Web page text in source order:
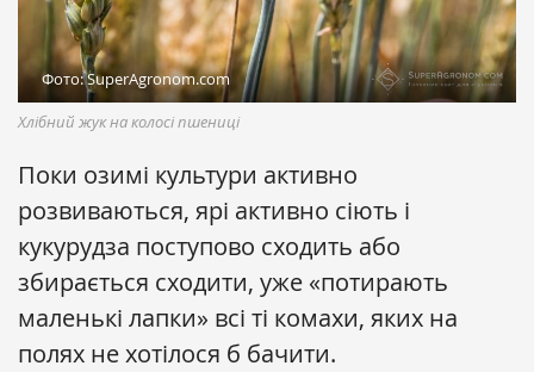
Фото: SuperAgronom.com
Хлібний жук на колосі пшениці
Поки озимі культури активно
розвиваються, ярі активно сіють і
кукурудза поступово сходить або
збирається сходити, уже «потирають
маленькі лапки» всі ті комахи, яких на
полях не хотілося б бачити.